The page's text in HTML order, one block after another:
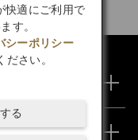
快適にご利用で
す。
シーポリシー
ださい。
る